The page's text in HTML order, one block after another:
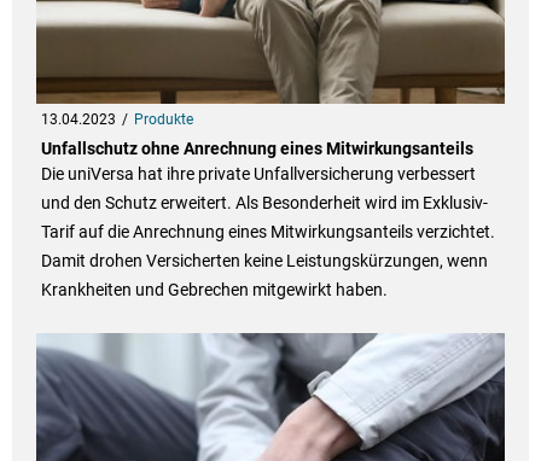
13.04.2023 Produkte
Unfallschutz ohne Anrechnung eines Mitwirkungsanteils
Die uniVersa hat ihre private Unfallversicherung verbessert
und den Schutz erweitert. Als Besonderheit wird im Exklusiv-
Tarif auf die Anrechnung eines Mitwirkungsanteils verzichtet.
Damit drohen Versicherten keine Leistungskürzungen, wenn
Krankheiten und Gebrechen mitgewirkt haben.